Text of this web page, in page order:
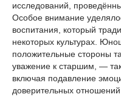
исследований,
Особое внимание
воспитания, который
некоторых культурах.
положительные стороны
уважение к старшим, —
включая подавление
доверительных